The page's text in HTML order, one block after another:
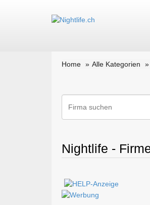
Home Alle Kategorien
Nightlife -